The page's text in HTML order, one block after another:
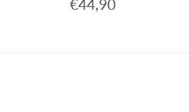
Prix
€44,90€44,90